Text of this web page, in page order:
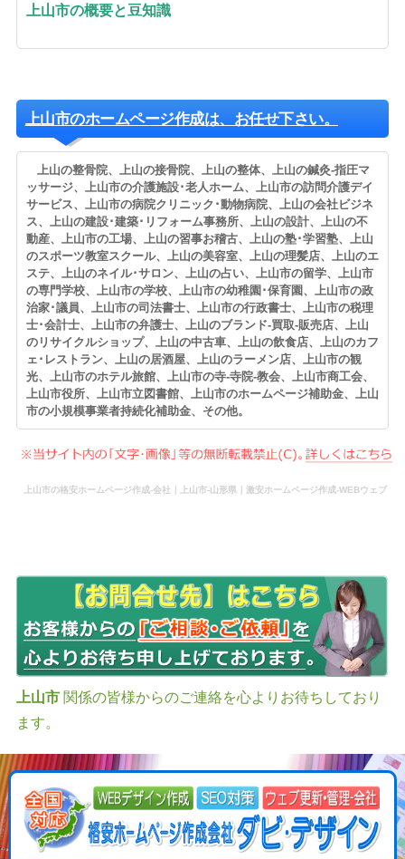
上山市の概要と豆知識
上山市のホームページ作成は、お任せ下さい。
上山の整骨院、上山の接骨院、上山の整体、上山の鍼灸-指圧マ
ッサージ、上山市の介護施設･老人ホーム、上山市の訪問介護デイ
サービス、上山市の病院クリニック･動物病院、上山の会社ビジネ
ス、上山の建設･建築･リフォーム事務所、上山の設計、上山の不
動産、上山市の工場、上山の習事お稽古、上山の塾･学習塾、上山
のスポーツ教室スクール、上山の美容室、上山の理髪店、上山のエ
ステ、上山のネイル･サロン、上山の占い、上山市の留学、上山市
の専門学校、上山市の学校、上山市の幼稚園･保育園、上山市の政
治家･議員、上山市の司法書士、上山市の行政書士、上山市の税理
士･会計士、上山市の弁護士、上山のブランド-買取-販売店、上山
のリサイクルショップ、上山の中古車、上山の飲食店、上山のカフ
ェ･レストラン、上山の居酒屋、上山のラーメン店、上山市の観
光、上山市のホテル旅館、上山市の寺-寺院-教会、上山市商工会、
上山市役所、上山市立図書館、上山市のホームページ補助金、上山
市の小規模事業者持続化補助金、その他。
上山市の格安ホームページ作成-会社｜上山市-山形県｜激安ホームページ作成-WEBウェブ
上山市関係の皆様からのご連絡を心よりお待ちしており
ます。